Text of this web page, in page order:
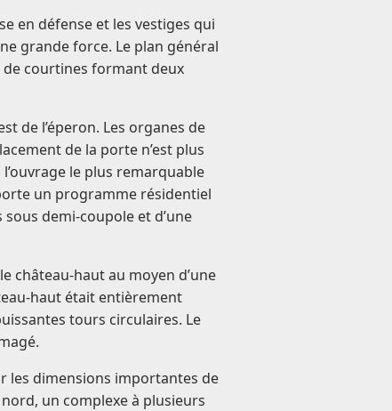
en défense et les vestiges qui
grande force. Le plan général
courtines formant deux
de l’éperon. Les organes de
de la porte n’est plus
le plus remarquable
un programme résidentiel
demi-coupole et d’une
château-haut au moyen d’une
haut était entièrement
tours circulaires. Le
les dimensions importantes de
un complexe à plusieurs